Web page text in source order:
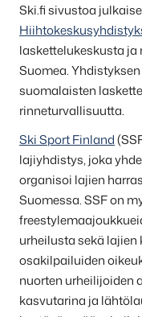
Ski.fi sivustoa
laskettelukeskusta
Suomea.
suomalaisten
rinneturvallisuutta.
Ski Sport Finland
lajiyhdistys, joka
organisoi lajien
Suomessa. SSF on
urheilusta sekä
osakilpailuiden
nuorten urheilijoiden
kasvutarina ja